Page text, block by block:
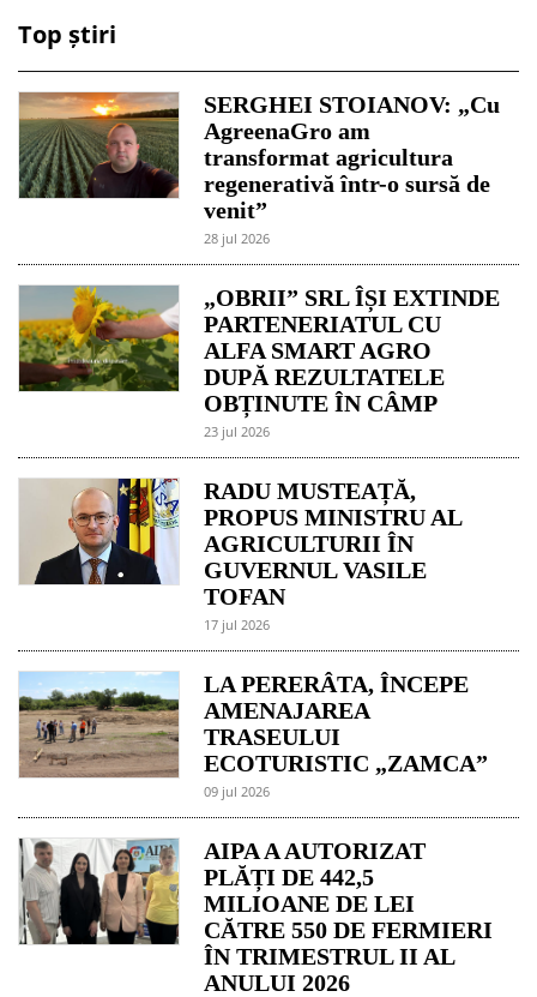
Top știri
SERGHEI STOIANOV: „Cu
AgreenaGro am
transformat agricultura
regenerativă într-o sursă de
venit”
28 jul 2026
„OBRII” SRL ÎȘI EXTINDE
PARTENERIATUL CU
ALFA SMART AGRO
DUPĂ REZULTATELE
OBȚINUTE ÎN CÂMP
23 jul 2026
RADU MUSTEAȚĂ,
PROPUS MINISTRU AL
AGRICULTURII ÎN
GUVERNUL VASILE
TOFAN
17 jul 2026
LA PERERÂTA, ÎNCEPE
AMENAJAREA
TRASEULUI
ECOTURISTIC „ZAMCA”
09 jul 2026
AIPA A AUTORIZAT
PLĂȚI DE 442,5
MILIOANE DE LEI
CĂTRE 550 DE FERMIERI
ÎN TRIMESTRUL II AL
ANULUI 2026